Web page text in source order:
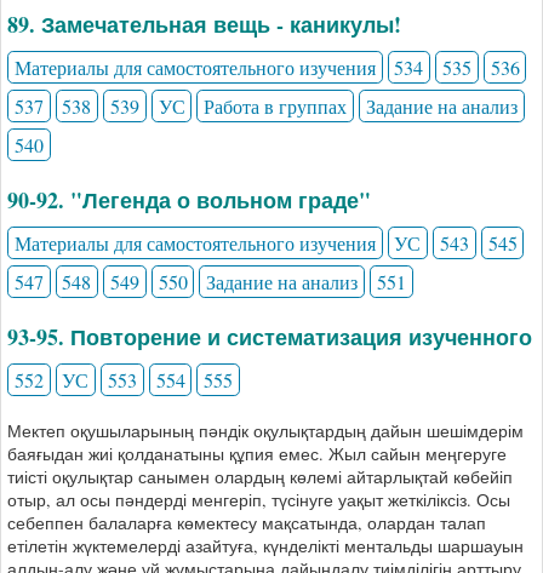
89. Замечательная вещь - каникулы!
Материалы для самостоятельного изучения 534 535
536
537
538 539 УС Работа в группах
Задание на анализ
540
90-92. "Легенда о вольном граде"
Материалы для самостоятельного изучения УС 543
545
547
548 549 550 Задание на анализ 551
93-95. Повторение и систематизация изученного
552 УС 553 554 555
Мектеп оқушыларының пәндік оқулықтардың дайын шешімдерім
баяғыдан жиі қолданатыны құпия емес. Жыл сайын меңгеруге
тиісті оқулықтар санымен олардың көлемі айтарлықтай көбейіп
отыр, ал осы пәндерді менгеріп, түсінуге уақыт жеткіліксіз. Осы
себеппен балаларға көмектесу мақсатында, олардан талап
етілетін жүктемелерді азайтуға, күнделікті ментальды шаршауын